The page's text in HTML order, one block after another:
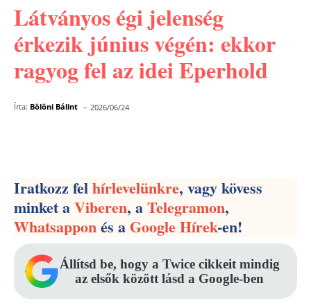
Látványos égi jelenség
érkezik június végén: ekkor
ragyog fel az idei Eperhold
Írta: Bölöni Bálint - 2026/06/24
Iratkozz felhírlevelünkre, vagy kövess
minket aViberen, aTelegramon,
Whatsapponés aGoogle Hírek-en!
Állítsd be, hogy a Twice cikkeit mindig
az elsők között lásd a Google-ben